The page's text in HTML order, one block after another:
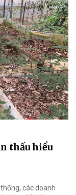
thấu hiểu
các doanh